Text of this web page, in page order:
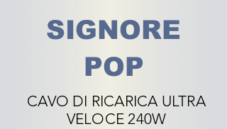
SIGNORE
POP
CAVO DI RICARICA ULTRA
VELOCE 240W